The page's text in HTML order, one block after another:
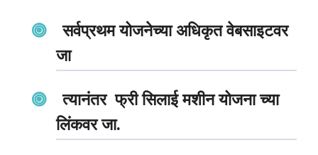
सर्वप्रथम योजनेच्या अधिकृत वेबसाइटवर
जा
त्यानंतर फ्री सिलाई मशीन योजना च्या
लिंकवर जा.